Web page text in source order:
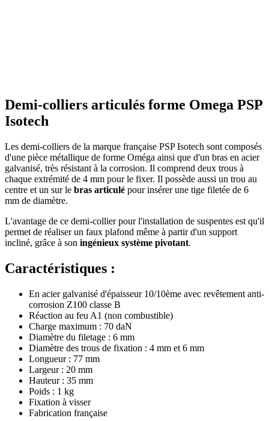
Demi-colliers articulés forme Omega PSP
Isotech
Les demi-colliers de la marque française PSP Isotech sont composés
d'une pièce métallique de forme Oméga ainsi que d'un bras en acier
galvanisé, très résistant à la corrosion. Il comprend deux trous à
chaque extrémité de 4 mm pour le fixer. Il possède aussi un trou au
centre et un sur le bras articulé pour insérer une tige filetée de 6
mm de diamètre.
L'avantage de ce demi-collier pour l'installation de suspentes est qu'il
permet de réaliser un faux plafond même à partir d'un support
incliné, grâce à son ingénieux système pivotant.
Caractéristiques :
En acier galvanisé d'épaisseur 10/10ème avec revêtement anti-
corrosion Z100 classe B
Réaction au feu A1 (non combustible)
Charge maximum : 70 daN
Diamètre du filetage : 6 mm
Diamètre des trous de fixation : 4 mm et 6 mm
Longueur : 77 mm
Largeur : 20 mm
Hauteur : 35 mm
Poids : 1 kg
Fixation à visser
Fabrication française